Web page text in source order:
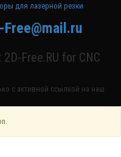
для лазерной резки
Free@mail.ru
Free.RU for CNC
с активной ссылкой на наш